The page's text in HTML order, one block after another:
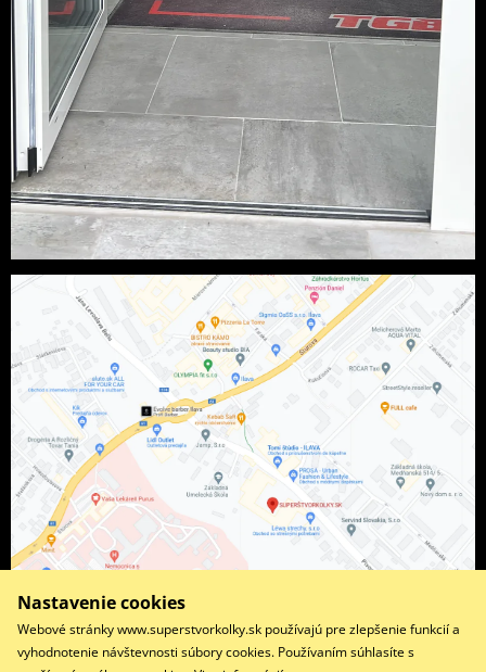
Nastavenie cookies
Webové stránky www.superstvorkolky.sk používajú pre zlepšenie funkcií a
vyhodnotenie návštevnosti súbory cookies. Používaním súhlasíte s